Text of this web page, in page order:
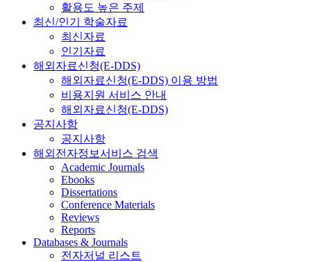
활용도 높은 주제
최신/인기 학술자료
최신자료
인기자료
해외자료신청(E-DDS)
해외자료신청(E-DDS) 이용 방법
비용지원 서비스 안내
해외자료신청(E-DDS)
공지사항
공지사항
해외전자정보서비스 검색
Academic Journals
Ebooks
Dissertations
Conference Materials
Reviews
Reports
Databases & Journals
전자저널 리스트